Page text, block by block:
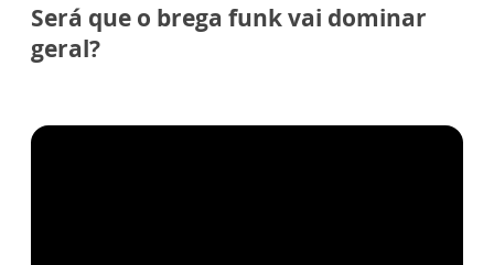
Será que o brega funk vai dominar
geral?